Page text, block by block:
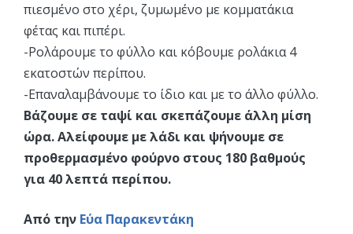
πιεσμένο στο χέρι, ζυμωμένο με κομματάκια
φέτας και πιπέρι.
-Ρολάρουμε το φύλλο και κόβουμε ρολάκια 4
εκατοστών περίπου.
-Επαναλαμβάνουμε το ίδιο και με το άλλο φύλλο.
Βάζουμε σε ταψί και σκεπάζουμε άλλη μίση
ώρα. Αλείφουμε με λάδι και ψήνουμε σε
προθερμασμένο φούρνο στους 180 βαθμούς
για 40 λεπτά περίπου.
Από την Εύα Παρακεντάκη